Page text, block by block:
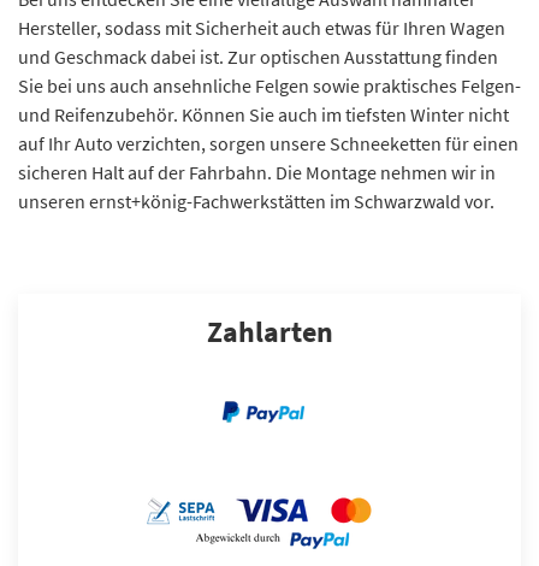
Hersteller, sodass mit Sicherheit auch etwas für Ihren Wagen
und Geschmack dabei ist. Zur optischen Ausstattung finden
Sie bei uns auch ansehnliche Felgen sowie praktisches Felgen-
und Reifenzubehör. Können Sie auch im tiefsten Winter nicht
auf Ihr Auto verzichten, sorgen unsere Schneeketten für einen
sicheren Halt auf der Fahrbahn. Die Montage nehmen wir in
unseren ernst+könig-Fachwerkstätten im Schwarzwald vor.
Zahlarten